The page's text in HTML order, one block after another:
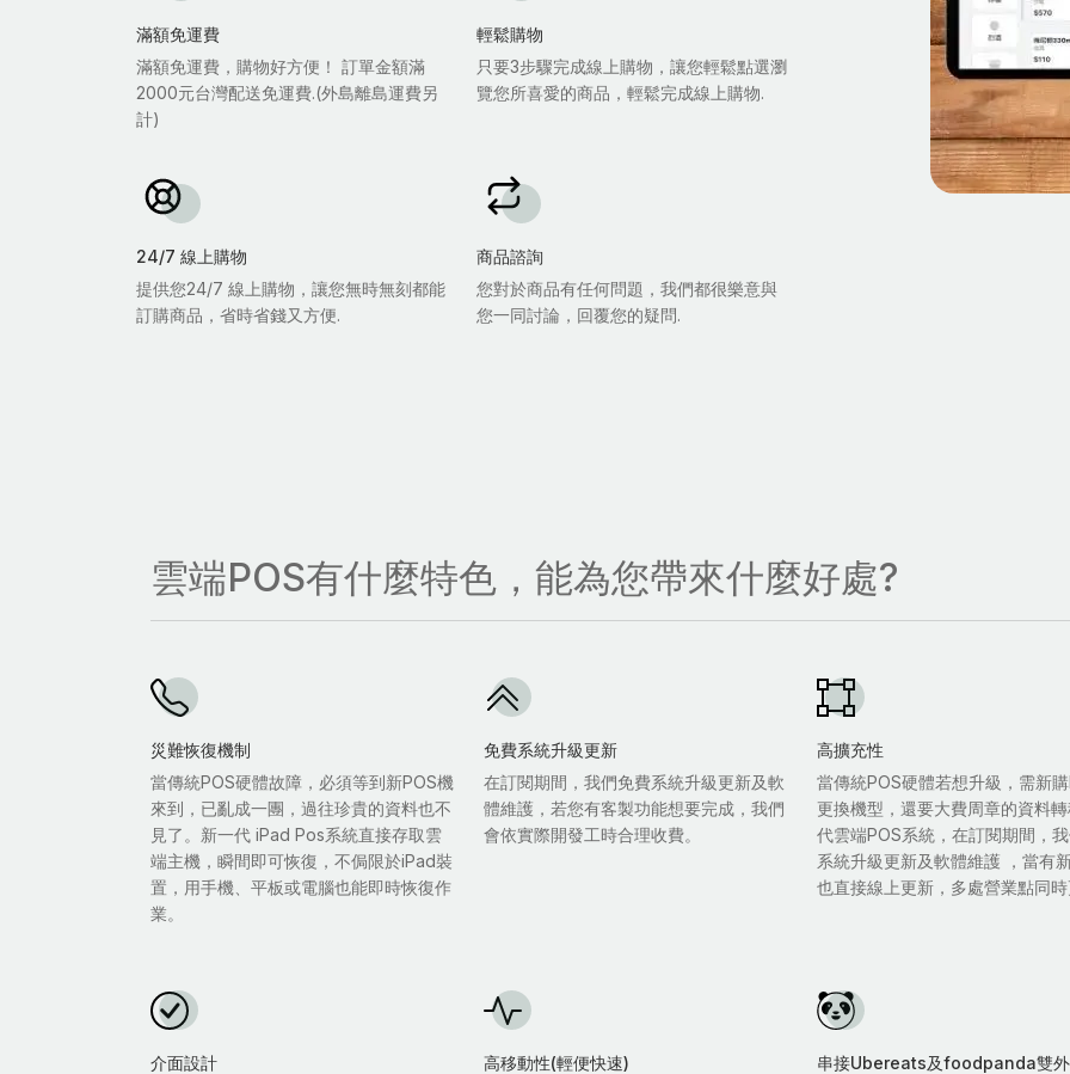
滿額免運費
滿額免運費，購物好方便！ 訂單金額滿
2000元台灣配送免運費.(外島離島運費另
計)
輕鬆購物
只要3步驟完成線上購物，讓您輕鬆點選瀏
覽您所喜愛的商品，輕鬆完成線上購物.
24/7 線上購物
提供您24/7 線上購物，讓您無時無刻都能
訂購商品，省時省錢又方便.
商品諮詢
您對於商品有任何問題，我們都很樂意與
您一同討論，回覆您的疑問.
雲端POS有什麼特色，能為您帶來什麼好處?
災難恢復機制
當傳統POS硬體故障，必須等到新POS機
來到，已亂成一團，過往珍貴的資料也不
見了。新一代 iPad Pos系統直接存取雲
端主機，瞬間即可恢復，不侷限於iPad裝
置，用手機、平板或電腦也能即時恢復作
業。
免費系統升級更新
在訂閱期間，我們免費系統升級更新及軟
體維護，若您有客製功能想要完成，我們
會依實際開發工時合理收費。
高擴充性
當傳統POS硬體若想升級，需新
更換機型，還要大費周章的資料
代雲端POS系統，在訂閱期間，
系統升級更新及軟體維護 ，當有
也直接線上更新，多處營業點同
介面設計
高移動性(輕便快速)
串接Ubereats及foodpanda雙